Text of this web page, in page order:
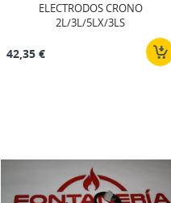
ELECTRODOS CRONO
2L/3L/5LX/3LS
42,35 €